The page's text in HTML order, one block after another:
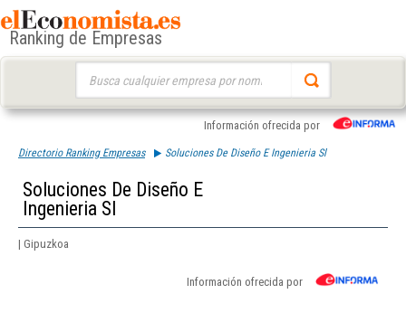
Ranking de Empresas
Información ofrecida por
Directorio Ranking Empresas Soluciones De Diseño E Ingenieria Sl
Soluciones De Diseño E
Ingenieria Sl
| Gipuzkoa
Información ofrecida por